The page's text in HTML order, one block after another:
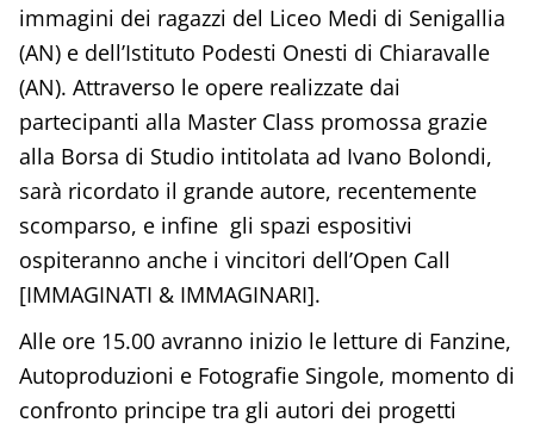
immagini dei ragazzi del Liceo Medi di Senigallia
(AN) e dell’Istituto Podesti Onesti di Chiaravalle
(AN). Attraverso le opere realizzate dai
partecipanti alla Master Class promossa grazie
alla Borsa di Studio intitolata ad Ivano Bolondi,
sarà ricordato il grande autore, recentemente
scomparso, e infine gli spazi espositivi
ospiteranno anche i vincitori dell’Open Call
[IMMAGINATI & IMMAGINARI].
Alle ore 15.00 avranno inizio le letture di Fanzine,
Autoproduzioni e Fotografie Singole, momento di
confronto principe tra gli autori dei progetti